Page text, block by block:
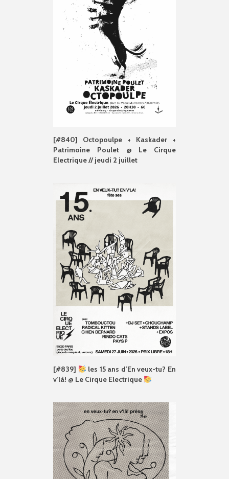
[#840] Octopoulpe + Kaskader +
Patrimoine Poulet @ Le Cirque
Electrique // jeudi 2 juillet
[#839]
les 15 ans d’En veux-tu? En
v’là! @ Le Cirque Electrique